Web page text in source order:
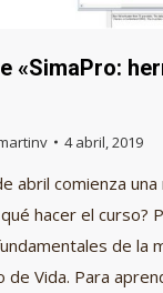
«SimaPro:
4 abril, 2019
abril comienza una
hacer el curso?
de la
de Vida. Para